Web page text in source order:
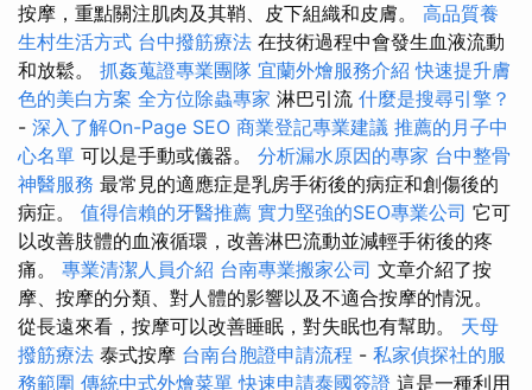
按摩，重點關注肌肉及其鞘、皮下組織和皮膚。 高品質養
生村生活方式 台中撥筋療法 在技​​術過程中會發生血液流動
和放鬆。 抓姦蒐證專業團隊 宜蘭外燴服務介紹 快速提升膚
色的美白方案 全方位除蟲專家 淋巴引流 什麼是搜尋引擎？
- 深入了解On-Page SEO 商業登記專業建議 推薦的月子中
心名單 可以是手動或儀器。 分析漏水原因的專家 台中整骨
神醫服務 最常見的適應症是乳房手術後的病症和創傷後的
病症。 值得信賴的牙醫推薦 實力堅強的SEO專業公司 它可
以改善肢體的血液循環，改善淋巴流動並減輕手術後的疼
痛。 專業清潔人員介紹 台南專業搬家公司 文章介紹了按
摩、按摩的分類、對人體的影響以及不適合按摩的情況。
從長遠來看，按摩可以改善睡眠，對失眠也有幫助。 天母
撥筋療法 泰式按摩 台南台胞證申請流程 - 私家偵探社的服
務範圍 傳統中式外燴菜單 快速申請泰國簽證 這是一種利用